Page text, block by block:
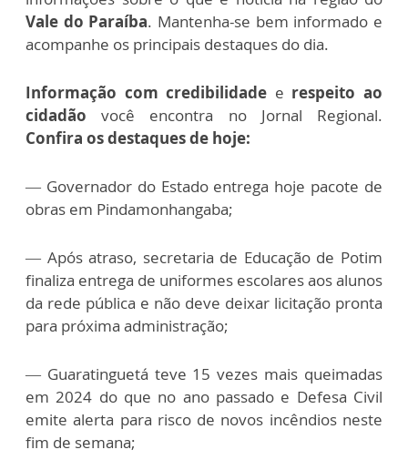
Vale do Paraíba. Mantenha-se bem informado e
acompanhe os principais destaques do dia.
Informação com credibilidade e respeito ao
cidadão você encontra no Jornal Regional.
Confira os destaques de hoje:
— Governador do Estado entrega hoje pacote de
obras em Pindamonhangaba;
— Após atraso, secretaria de Educação de Potim
finaliza entrega de uniformes escolares aos alunos
da rede pública e não deve deixar licitação pronta
para próxima administração;
— Guaratinguetá teve 15 vezes mais queimadas
em 2024 do que no ano passado e Defesa Civil
emite alerta para risco de novos incêndios neste
fim de semana;